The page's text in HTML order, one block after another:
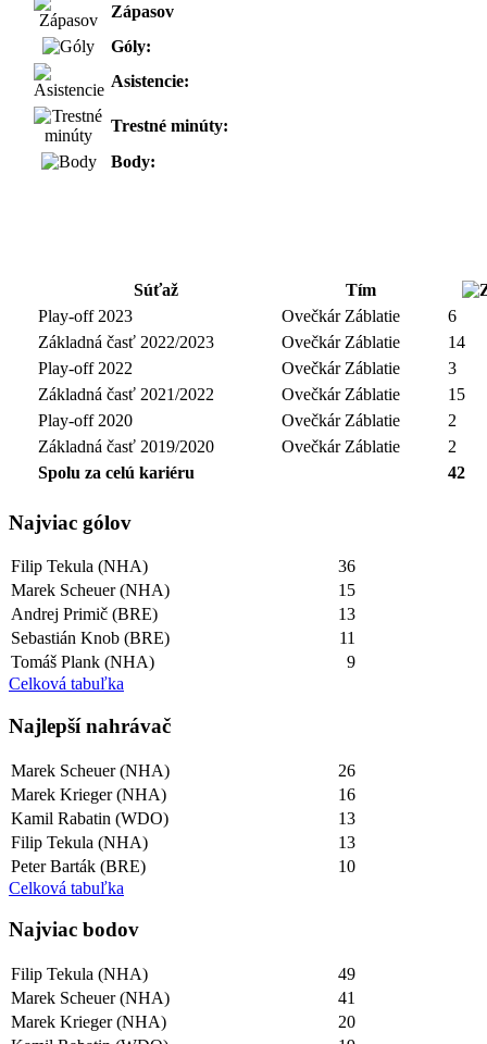
Zápasov
Góly:
Asistencie:
Trestné minúty:
Body:
Súťaž
Tím
Play-off 2023
Ovečkár Záblatie
6
Základná časť 2022/2023
Ovečkár Záblatie
14
Play-off 2022
Ovečkár Záblatie
3
Základná časť 2021/2022
Ovečkár Záblatie
15
Play-off 2020
Ovečkár Záblatie
2
Základná časť 2019/2020
Ovečkár Záblatie
2
Spolu za celú kariéru
42
Najviac gólov
Filip Tekula (NHA)
36
Marek Scheuer (NHA)
15
Andrej Primič (BRE)
13
Sebastián Knob (BRE)
11
Tomáš Plank (NHA)
9
Celková tabuľka
Najlepší­ nahrávač
Marek Scheuer (NHA)
26
Marek Krieger (NHA)
16
Kamil Rabatin (WDO)
13
Filip Tekula (NHA)
13
Peter Barták (BRE)
10
Celková tabuľka
Najviac bodov
Filip Tekula (NHA)
49
Marek Scheuer (NHA)
41
Marek Krieger (NHA)
20